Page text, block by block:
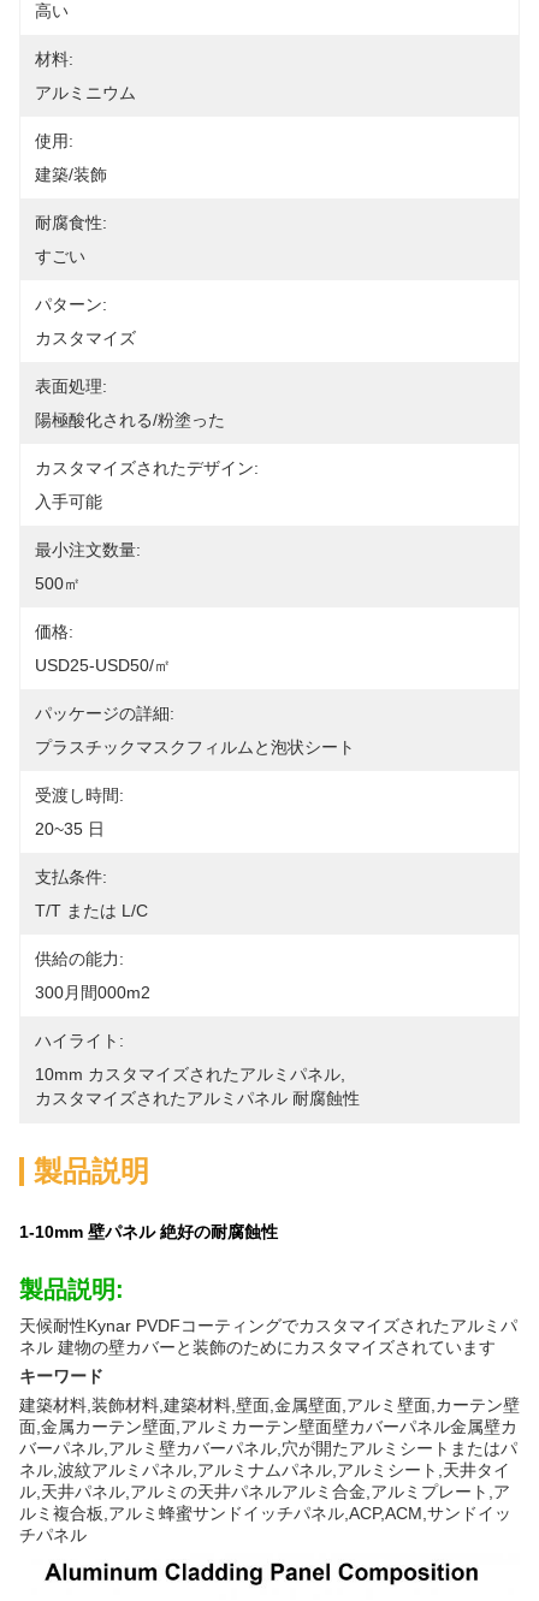
高い
材料:
アルミニウム
使用:
建築/装飾
耐腐食性:
すごい
パターン:
カスタマイズ
表面処理:
陽極酸化される/粉塗った
カスタマイズされたデザイン:
入手可能
最小注文数量:
500㎡
価格:
USD25-USD50/㎡
パッケージの詳細:
プラスチックマスクフィルムと泡状シート
受渡し時間:
20~35 日
支払条件:
T/T または L/C
供給の能力:
300月間000m2
ハイライト:
10mm カスタマイズされたアルミパネル
カスタマイズされたアルミパネル 耐腐蝕性
製品説明
1-10mm 壁パネル 絶好の耐腐蝕性
製品説明:
天候耐性Kynar PVDFコーティングでカスタマイズされたアルミパ
ネル 建物の壁カバーと装飾のためにカスタマイズされています
キーワード
建築材料,装飾材料,建築材料,壁面,金属壁面,アルミ壁面,カーテン壁
面,金属カーテン壁面,アルミカーテン壁面壁カバーパネル金属壁カ
バーパネル,アルミ壁カバーパネル,穴が開たアルミシートまたはパ
ネル,波紋アルミパネル,アルミナムパネル,アルミシート,天井タイ
ル,天井パネル,アルミの天井パネルアルミ合金,アルミプレート,ア
ルミ複合板,アルミ蜂蜜サンドイッチパネル,ACP,ACM,サンドイッ
チパネル